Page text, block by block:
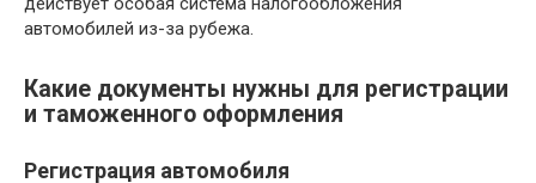
автомобилей из-за рубежа.
Какие документы нужны для регистрации
и таможенного оформления
Регистрация автомобиля